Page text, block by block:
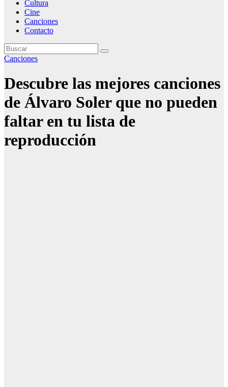
Cultura
Cine
Canciones
Contacto
Canciones
Descubre las mejores canciones
de Álvaro Soler que no pueden
faltar en tu lista de
reproducción